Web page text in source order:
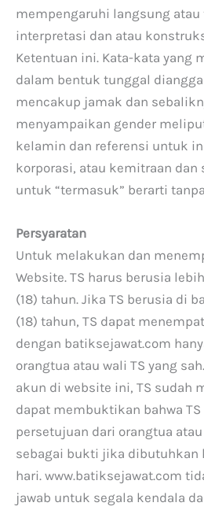
mempengaruhi langsung
interpretasi dan atau
Ketentuan ini. Kata-kata yang
dalam bentuk tunggal
mencakup jamak dan
menyampaikan gender
kelamin dan referensi untuk
korporasi, atau kemitraan dan
untuk “termasuk” berarti
Persyaratan
Untuk melakukan dan
Website. TS harus berusia
(18) tahun. Jika TS berusia di
(18) tahun, TS dapat
dengan batiksejawat.com
orangtua atau wali TS yang
akun di website ini, TS sudah
dapat membuktikan bahwa
persetujuan dari orangtua atau
sebagai bukti jika dibutuhkan
hari. www.batiksejawat.com
jawab untuk segala kendala